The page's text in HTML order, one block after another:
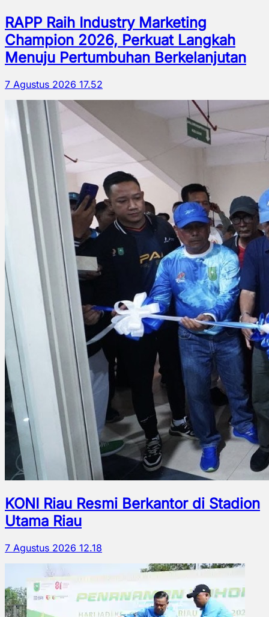
RAPP Raih Industry Marketing
Champion 2026, Perkuat Langkah
Menuju Pertumbuhan Berkelanjutan
7 Agustus 2026 17.52
KONI Riau Resmi Berkantor di Stadion
Utama Riau
7 Agustus 2026 12.18